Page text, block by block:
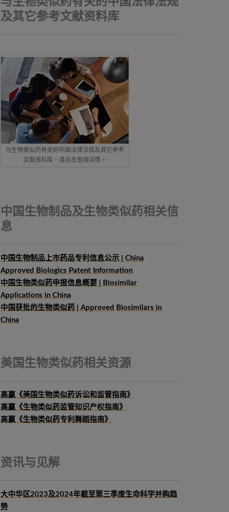
及其它参考文献资料库
与生物类似药有关的中国法律法规及其它参考
文献资料库，请点击查阅详情。
中国生物制品及生物类似药相关信
息
中国生物制品上市药品专利信息公示 | China
Approved Biologics Patent Information
中国生物类似药申报信息概要 | Biosimilar
Applications in China
中国获批的生物类似药 | Approved Biosimilars in
China
美国生物类似药相关资源
高赢《美国生物类似药诉讼和监管指南》
高赢《生物类似药监管知识产权指南》
高赢《生物类似药专利舞蹈指南》
资讯与见解
大中华区2023及2024年截至第三季度生命科学并购趋
势